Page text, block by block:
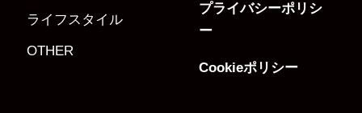
ライフスタイル
OTHER
プライバシーポリシ
ー
Cookieポリシー